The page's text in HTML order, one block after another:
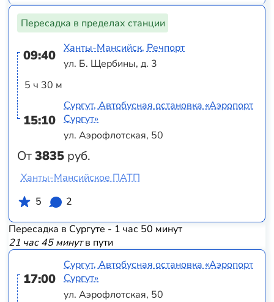
Пересадка в пределах станции
09:40
5 ч 30 м
15:10
От3835 руб.
Ханты-Мансийск, Речпорт
ул. Б. Щербины, д. 3
Сургут, Автобусная остановка «Аэропорт
Сургут»
ул. Аэрофлотская, 50
Ханты-Мансийское ПАТП
5
2
Пересадка в Сургуте - 1 час 50 минут
21 час 45 минутв пути
17:00
Сургут, Автобусная остановка «Аэропорт
Сургут»
ул. Аэрофлотская, 50